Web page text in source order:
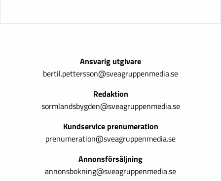
Ansvarig utgivare
bertil.pettersson@sveagruppenmedia.se
Redaktion
sormlandsbygden@sveagruppenmedia.se
Kundservice prenumeration
prenumeration@sveagruppenmedia.se
Annonsförsäljning
annonsbokning@sveagruppenmedia.se